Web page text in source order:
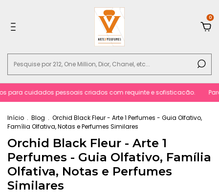
0
para cuidados pessoais criados com requinte e sofisticacão.
Início . Blog . Orchid Black Fleur - Arte 1 Perfumes - Guia Olfativo,
Família Olfativa, Notas e Perfumes Similares
Orchid Black Fleur - Arte 1
Perfumes - Guia Olfativo, Família
Olfativa, Notas e Perfumes
Similares